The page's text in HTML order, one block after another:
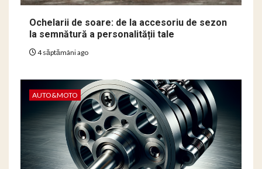
Ochelarii de soare: de la accesoriu de sezon
la semnătură a personalității tale
4 săptămâni ago
AUTO&MOTO